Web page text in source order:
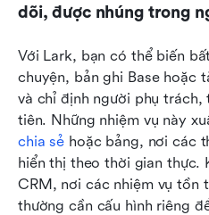
dõi, được nhúng trong
Với Lark, bạn có thể biến
chuyện, bản ghi Base hoặc
và chỉ định người phụ trách,
tiên. Những nhiệm vụ này
chia sẻ hoặc bảng, nơi các
hiển thị theo thời gian thực.
CRM, nơi các nhiệm vụ tồn
thường cần cấu hình riêng